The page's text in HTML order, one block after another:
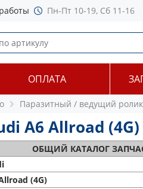
Пн-Пт 10-19, Сб 11-16
ОПЛАТА
Паразитный / ведущий ролик
A6 Allroad (4G)
ОБЩИЙ КАТАЛОГ
(4G)